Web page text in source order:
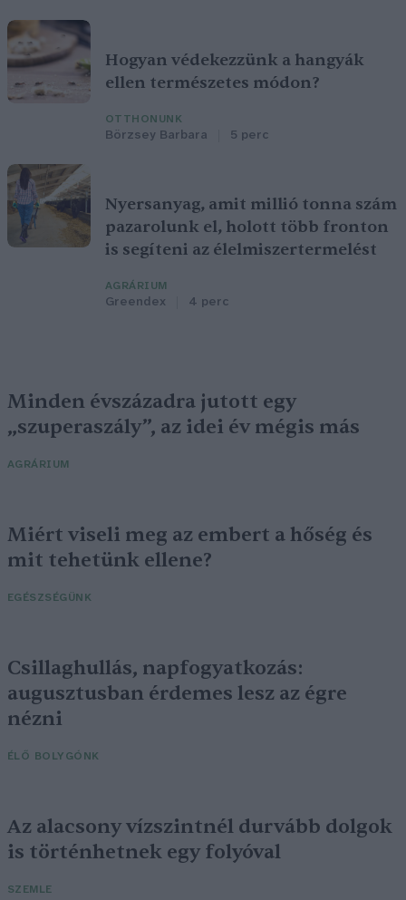
Hogyan védekezzünk a hangyák
ellen természetes módon?
OTTHONUNK
Börzsey Barbara 5 perc
Nyersanyag, amit millió tonna szám
pazarolunk el, holott több fronton
is segíteni az élelmiszertermelést
AGRÁRIUM
Greendex 4 perc
Minden évszázadra jutott egy
„szuperaszály”, az idei év mégis más
AGRÁRIUM
Miért viseli meg az embert a hőség és
mit tehetünk ellene?
EGÉSZSÉGÜNK
Csillaghullás, napfogyatkozás:
augusztusban érdemes lesz az égre
nézni
ÉLŐ BOLYGÓNK
Az alacsony vízszintnél durvább dolgok
is történhetnek egy folyóval
SZEMLE